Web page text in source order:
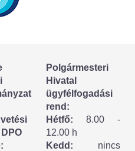
Polgármesteri
Hivatal
ügyfélfogadási
rend:
Hétfő: 8.00 -
12.00 h
Kedd: nincs